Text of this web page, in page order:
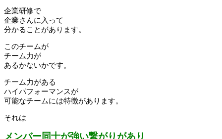
企業研修で
企業さんに入って
分かることがあります。
このチームが
チーム力が
あるかないかです。
チーム力がある
ハイパフォーマンスが
可能なチームには特徴があります。
それは
メンバー同士が強い繋がりがあり